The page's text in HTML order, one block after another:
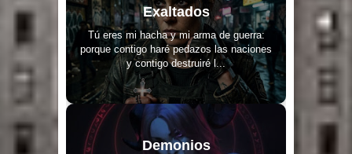
Exaltados
Tú eres mi hacha y mi arma de guerra:
porque contigo haré pedazos las naciones
y contigo destruiré l...
Demonios